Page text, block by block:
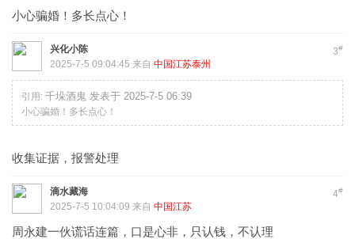
小心骗婚！多长点心！
3#
兴化小陈
2025-7-5 09:04:45 来自 中国江苏泰州
引用: 千垛酒鬼 发表于 2025-7-5 06:39
小心骗婚！多长点心！
收集证据，报警处理
4#
滴水藏海
2025-7-5 10:04:09 来自 中国江苏
周永建一伙谎话连篇，口是心非，只认钱，不认理